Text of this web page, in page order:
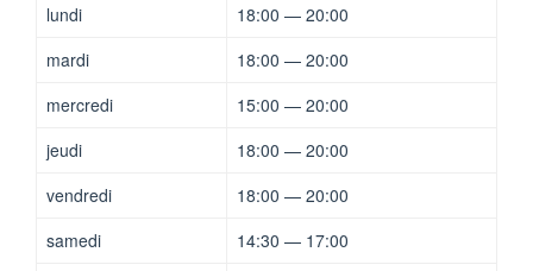
lundi
18:00 — 20:00
mardi
18:00 — 20:00
mercredi
15:00 — 20:00
jeudi
18:00 — 20:00
vendredi
18:00 — 20:00
samedi
14:30 — 17:00